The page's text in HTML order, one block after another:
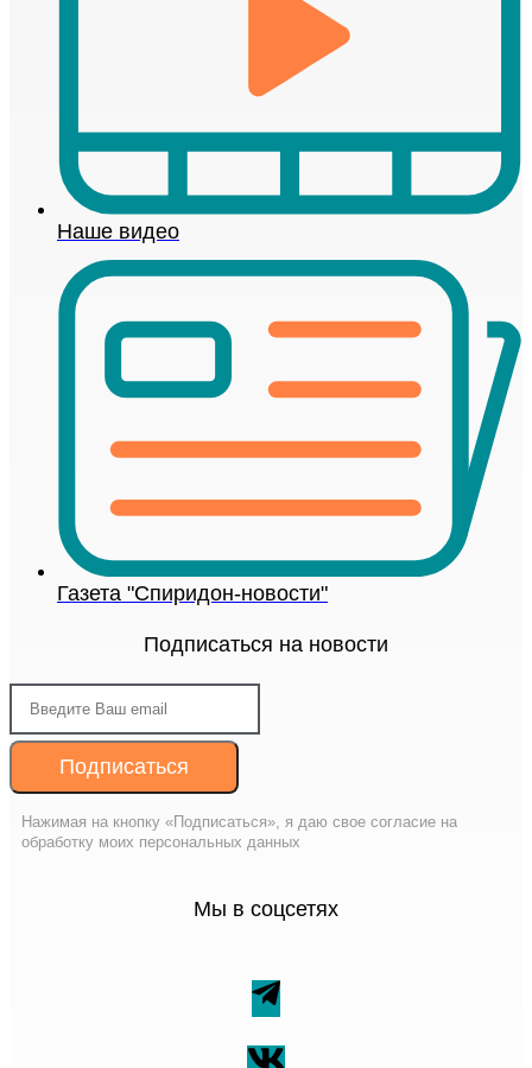
Наше видео
Газета "Спиридон-новости"
Подписаться на новости
Подписаться
Нажимая на кнопку «Подписаться», я даю свое согласие на
обработку моих персональных данных
Мы в соцсетях